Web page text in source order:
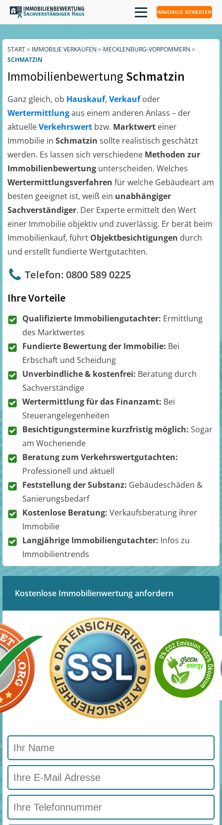
IMMOBILIE BEWERTEN
START> IMMOBILIE VERKAUFEN > MECKLENBURG-VORPOMMERN >
SCHMATZIN
ImmobilienbewertungSchmatzin
Ganz gleich, ob Hauskauf, Verkaufoder
Wertermittlungaus einem anderen Anlass – der
aktuelleVerkehrswert bzw. Marktwert einer
Immobilie in Schmatzin sollte realistisch geschätzt
werden. Es lassen sich verschiedene Methoden zur
Immobilienbewertung unterscheiden. Welches
Wertermittlungsverfahren für welche Gebäudeart am
besten geeignet ist, weiß ein unabhängiger
Sachverständiger. Der Experte ermittelt den Wert
einer Immobilie objektiv und zuverlässig. Er berät beim
Immobilienkauf, führt Objektbesichtigungen durch
und erstellt fundierte Wertgutachten.
Telefon: 0800 589 0225
Ihre Vorteile
Qualifizierte Immobiliengutachter: Ermittlung
des Marktwertes
Fundierte Bewertung der Immobilie: Bei
Erbschaft und Scheidung
Unverbindliche & kostenfrei: Beratung durch
Sachverständige
Wertermittlung für das Finanzamt: Bei
Steuerangelegenheiten
Besichtigungstermine kurzfristig möglich: Sogar
am Wochenende
Beratung zum Verkehrswertgutachten:
Professionell und aktuell
Feststellung der Substanz: Gebäudeschäden &
Sanierungsbedarf
Kostenlose Beratung: Verkaufsberatung ihrer
Immobilie
Langjährige Immobiliengutachter: Infos zu
Immobilientrends
Kostenlose Immobilienwertung anfordern